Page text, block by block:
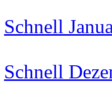
Schnell
Schnell